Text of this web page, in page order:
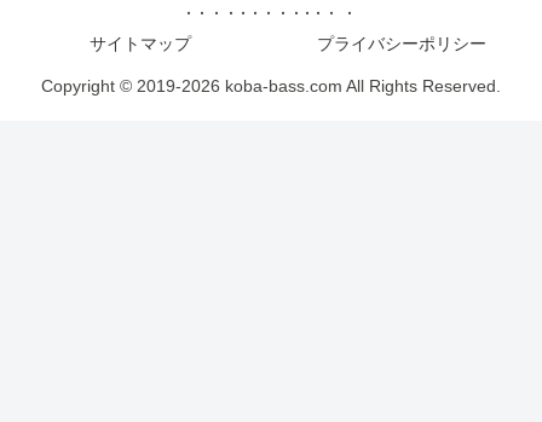
サイトマップ プライバシーポリシー
Copyright © 2019-2026 koba-bass.com All Rights Reserved.